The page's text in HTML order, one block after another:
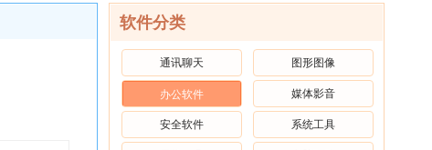
软件分类
通讯聊天 图形图像
办公软件 媒体影音
安全软件 系统工具